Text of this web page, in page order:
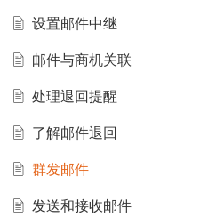
设置邮件中继
邮件与商机关联
处理退回提醒
了解邮件退回
群发邮件
发送和接收邮件